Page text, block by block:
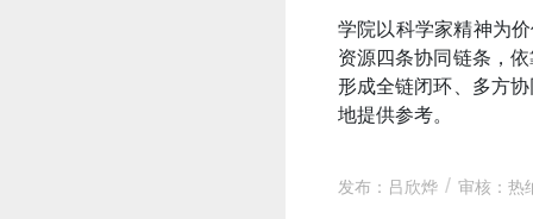
学院以科学家精神为
资源四条协同链条，
形成全链闭环、多方
地提供参考。
发布：吕欣烨 审核：热